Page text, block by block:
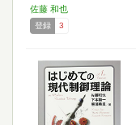
佐藤 和也
登録 3